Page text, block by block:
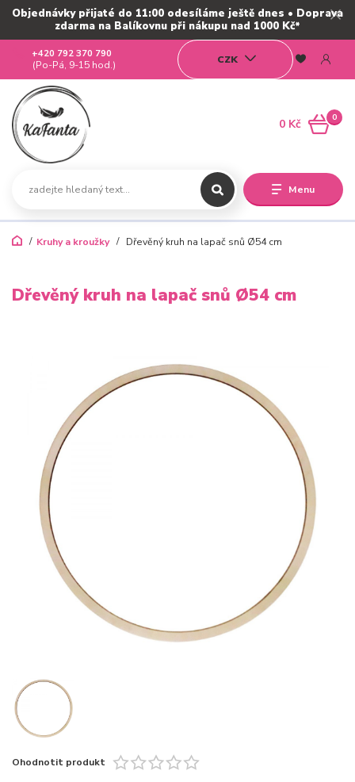
Objednávky přijaté do 11:00 odesíláme ještě dnes • Doprava
zdarma na Balíkovnu při nákupu nad 1000 Kč*
Menu
CZK
+420 792 370 790
(Po-Pá, 9-15 hod.)
0
0 Kč
Kruhy a kroužky Dřevěný kruh na lapač snů Ø54 cm
Dřevěný kruh na lapač snů Ø54 cm
Ohodnotit produkt